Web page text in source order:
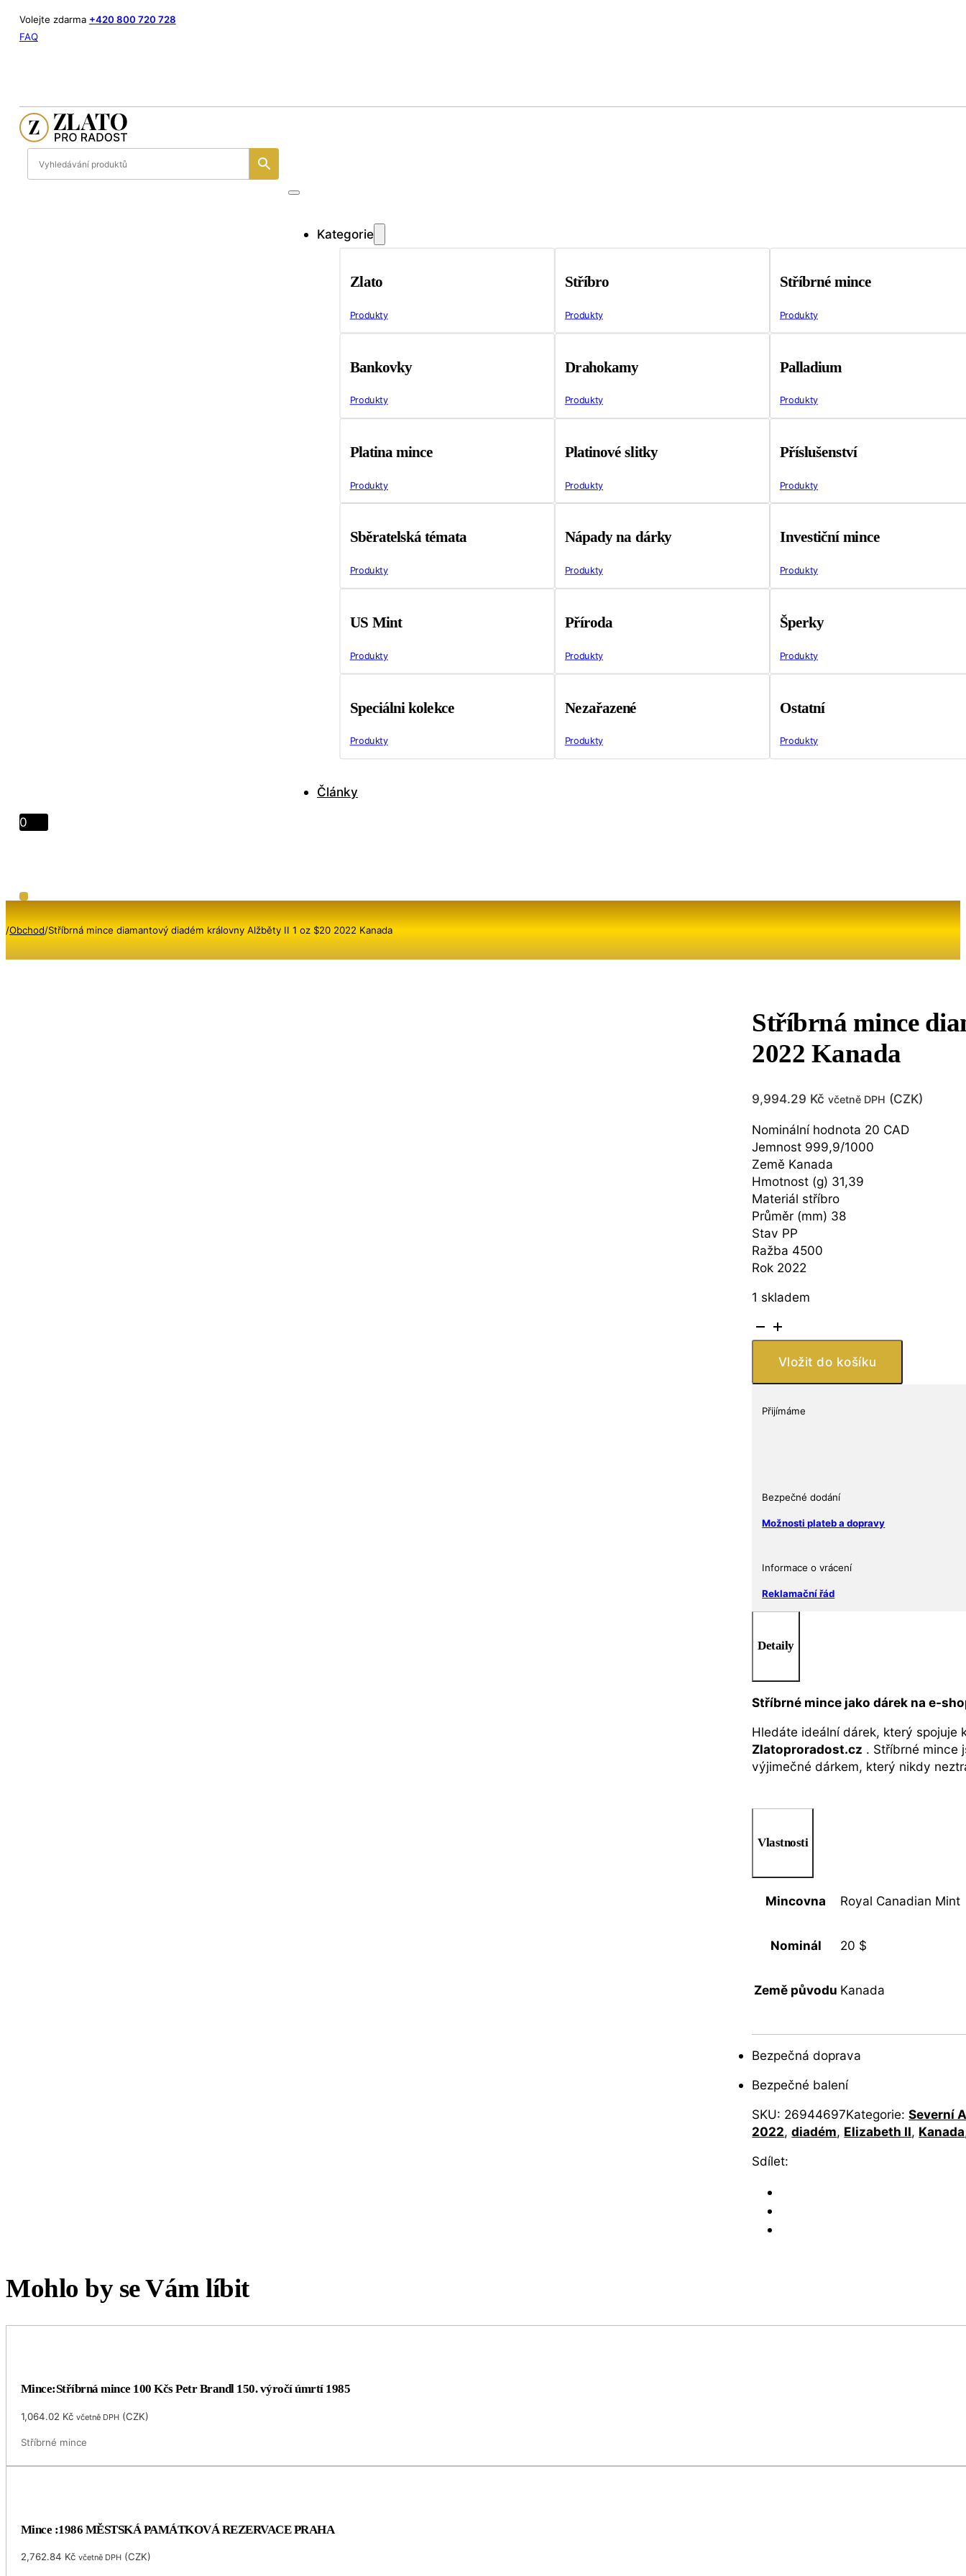
Volejte zdarma +420 800 720 728
FAQ
Kategorie
Zlato
Produkty
Stříbro
Produkty
Stříbrné mince
Produkty
Bankovky
Produkty
Drahokamy
Produkty
Palladium
Produkty
Platina mince
Produkty
Platinové slitky
Produkty
Příslušenství
Produkty
Sběratelská témata
Produkty
Nápady na dárky
Produkty
Investiční mince
Produkty
US Mint
Produkty
Příroda
Produkty
Šperky
Produkty
Speciálni kolekce
Produkty
Nezařazené
Produkty
Ostatní
Produkty
Články
0
/Obchod/Stříbrná mince diamantový diadém královny Alžběty II 1 oz $20 2022 Kanada
Stříbrná mince
2022 Kanada
9,994.29 Kč včetně DPH (CZK)
Nominální hodnota 20 CAD
Jemnost 999,9/1000
Země Kanada
Hmotnost (g) 31,39
Materiál stříbro
Průměr (mm) 38
Stav PP
Ražba 4500
Rok 2022
1 skladem
Stříbrná
mince
diamantový
Alžběty
2022
Kanada
množství
Vložit do košíku
Přijímáme
Bezpečné dodání
Možnosti plateb a dopravy
Informace o vrácení
Reklamační řád
Detaily
Stříbrné mince jako dárek na e-
Hledáte ideální dárek, který
Zlatoproradost.cz . Stříbrné mince
výjimečné dárkem, který nikdy
Vlastnosti
Mincovna Royal Canadian Mint
Nominál 20 $
Země původu Kanada
Bezpečná doprava
Bezpečné balení
SKU: 26944697Kategorie:Severní
2022,diadém, Elizabeth II, Kanada
Sdílet:
Mohlo by se Vám líbit
Mince:Stříbrná mince 100 Kčs Petr Brandl 150. výročí úmrtí 1985
1,064.02 Kč včetně DPH(CZK)
Stříbrné mince
Mince :1986 MĚSTSKÁ PAMÁTKOVÁ REZERVACE PRAHA
2,762.84 Kč včetně DPH(CZK)